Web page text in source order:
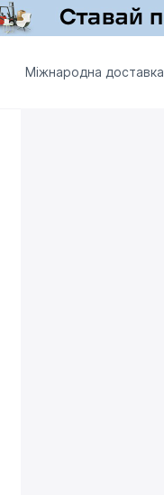
Міжнародна доставка